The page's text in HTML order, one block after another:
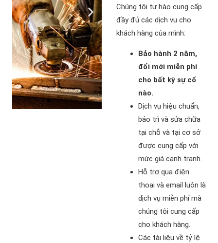
Chúng tôi tự hào cung cấp
đầy đủ các dịch vụ cho
khách hàng của mình:
Bảo hành 2 năm,
đổi mới miễn phí
cho bất kỳ sự cố
nào.
Dịch vụ hiệu chuẩn,
bảo trì và sửa chữa
tại chỗ và tại cơ sở
được cung cấp với
mức giá cạnh tranh.
Hỗ trợ qua điện
thoại và email luôn là
dịch vụ miễn phí mà
chúng tôi cung cấp
cho khách hàng.
Các tài liệu về tỷ lệ